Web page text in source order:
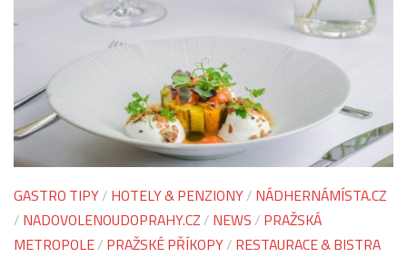
GASTRO TIPY/ HOTELY & PENZIONY/ NÁDHERNÁMÍSTA.CZ
/ NADOVOLENOUDOPRAHY.CZ / NEWS / PRAŽSKÁ
METROPOLE/ PRAŽSKÉ PŘÍKOPY/ RESTAURACE & BISTRA